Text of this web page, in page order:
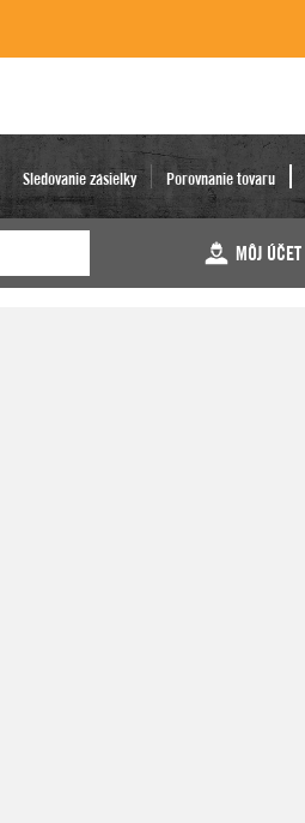
Sledovanie zásielky Porovnanie tovaru
MÔJ ÚČET